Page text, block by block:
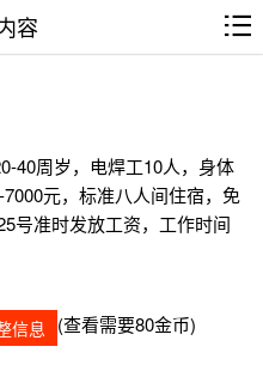
容
40周岁，电焊工10人，身体
元，标准八人间住宿，免
号准时发放工资，工作时间
信息 (查看需要80金币)